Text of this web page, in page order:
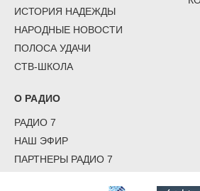
ИСТОРИЯ НАДЕЖДЫ
НАРОДНЫЕ НОВОСТИ
ПОЛОСА УДАЧИ
СТВ-ШКОЛА
О РАДИО
РАДИО 7
НАШ ЭФИР
ПАРТНЕРЫ РАДИО 7